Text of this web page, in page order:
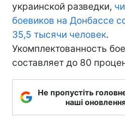
украинской разведки,
боевиков на Донбассе
35,5 тысячи человек.
Укомплектованность
составляет до 80
Не пропустіть
наші